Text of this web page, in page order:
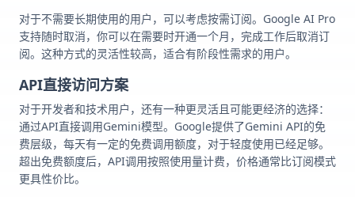
对于不需要长期使用的用户，可以考虑按需订阅。Google AI Pro
支持随时取消，你可以在需要时开通一个月，完成工作后取消订
阅。这种方式的灵活性较高，适合有阶段性需求的用户。
API直接访问方案
对于开发者和技术用户，还有一种更灵活且可能更经济的选择：
通过API直接调用Gemini模型。Google提供了Gemini API的免
费层级，每天有一定的免费调用额度，对于轻度使用已经足够。
超出免费额度后，API调用按照使用量计费，价格通常比订阅模式
更具性价比。